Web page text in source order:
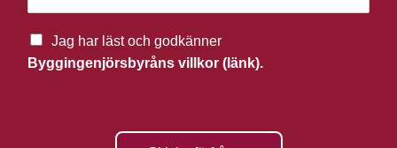
Jag har läst och godkänner
Byggingenjörsbyråns villkor (länk).